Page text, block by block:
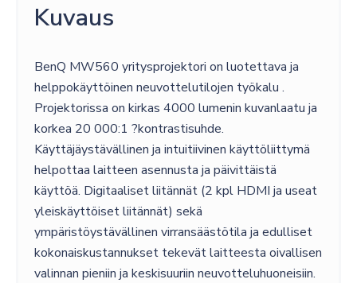
Kuvaus
BenQ MW560 yritysprojektori on luotettava ja
helppokäyttöinen neuvottelutilojen työkalu .
Projektorissa on kirkas 4000 lumenin kuvanlaatu ja
korkea 20 000:1 ?kontrastisuhde.
Käyttäjäystävällinen ja intuitiivinen käyttöliittymä
helpottaa laitteen asennusta ja päivittäistä
käyttöä. Digitaaliset liitännät (2 kpl HDMI ja useat
yleiskäyttöiset liitännät) sekä
ympäristöystävällinen virransäästötila ja edulliset
kokonaiskustannukset tekevät laitteesta oivallisen
valinnan pieniin ja keskisuuriin neuvotteluhuoneisiin.